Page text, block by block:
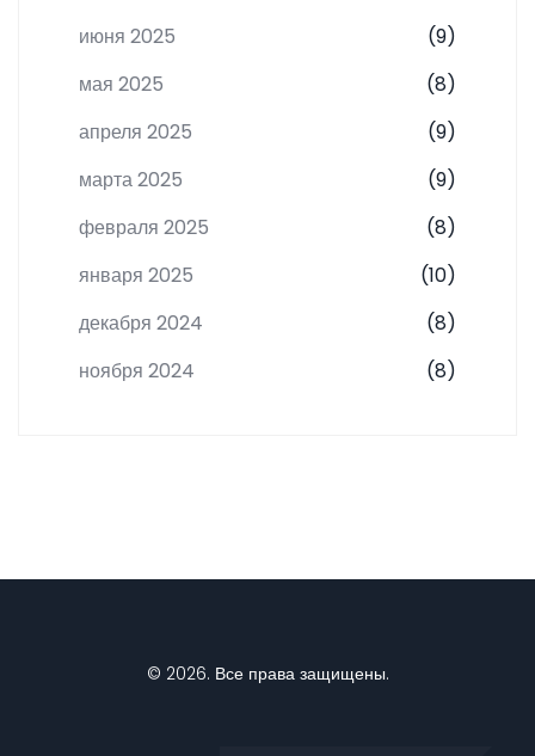
июня 2025
(9)
мая 2025
(8)
апреля 2025
(9)
марта 2025
(9)
февраля 2025
(8)
января 2025
(10)
декабря 2024
(8)
ноября 2024
(8)
© 2026. Все права защищены.